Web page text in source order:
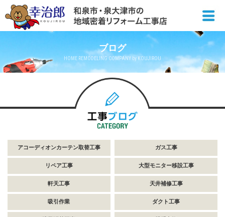
ブログ
HOME REMODELING COMPANY by KOUJIROU
アコーディオンカーテン取替工事 ガス工事
リペア工事 大型モニター移設工事
軒天工事 天井補修工事
吸引作業 ダクト工事